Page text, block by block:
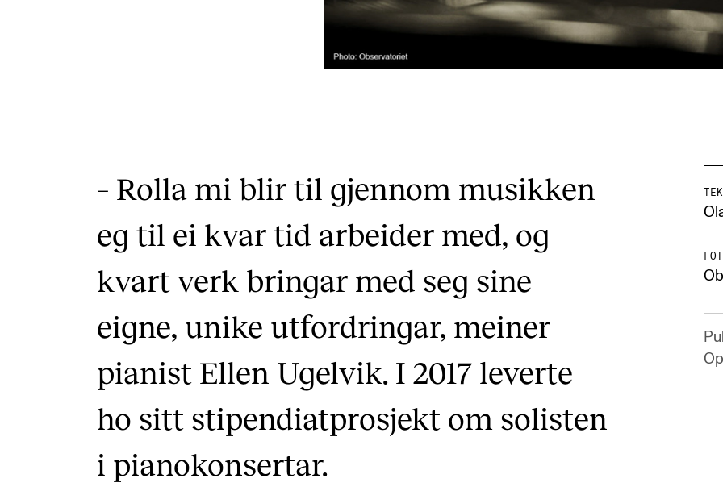
– Rolla mi blir til gjennom musikken
eg til ei kvar tid arbeider med, og
kvart verk bringar med seg sine
eigne, unike utfordringar, meiner
pianist Ellen Ugelvik. I 2017 leverte
ho sitt stipendiatprosjekt om solisten
i pianokonsertar.